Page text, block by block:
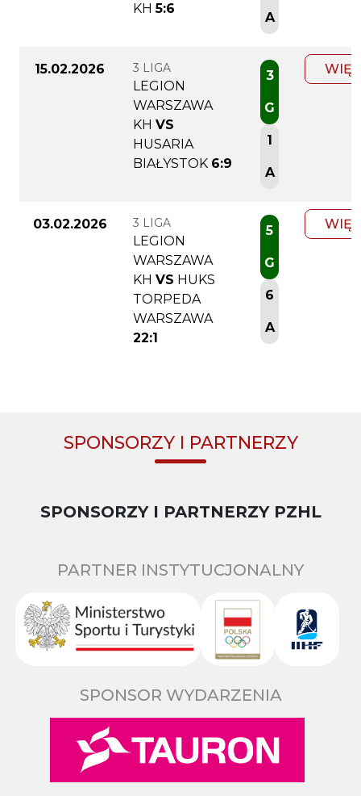
KH 5:6
A
15.02.2026 3 LIGA
LEGION
WARSZAWA
KH VS
HUSARIA
BIAŁYSTOK 6:9
3
G
1
A
03.02.2026 3 LIGA
LEGION
WARSZAWA
KH VS HUKS
TORPEDA
WARSZAWA
22:1
5
G
6
A
SPONSORZY I PARTNERZY
SPONSORZY I PARTNERZY PZHL
PARTNER INSTYTUCJONALNY
SPONSOR WYDARZENIA